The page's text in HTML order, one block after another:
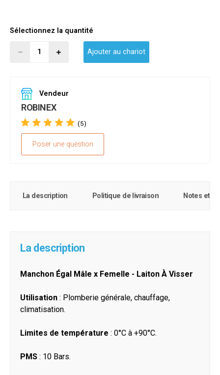
Sélectionnez la quantité
Ajouter au chariot
Vendeur
ROBINEX
(5)
Poser une question
La description Politique de livraison Notes et
La description
Manchon Égal Mâle x Femelle - Laiton À Visser
Utilisation : Plomberie générale, chauffage,
climatisation.
Limites de température : 0°C à +90°C.
PMS : 10 Bars.